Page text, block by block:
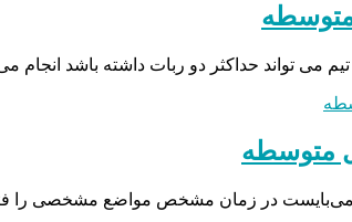
متوسطه
می تواند حداکثر دو ربات داشته باشد
متوسطه
می‌بایست در زمان مشخص مواضع مشخصی را فتح